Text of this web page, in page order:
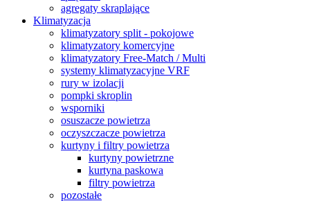
agregaty skraplające
Klimatyzacja
klimatyzatory split - pokojowe
klimatyzatory komercyjne
klimatyzatory Free-Match / Multi
systemy klimatyzacyjne VRF
rury w izolacji
pompki skroplin
wsporniki
osuszacze powietrza
oczyszczacze powietrza
kurtyny i filtry powietrza
kurtyny powietrzne
kurtyna paskowa
filtry powietrza
pozostałe